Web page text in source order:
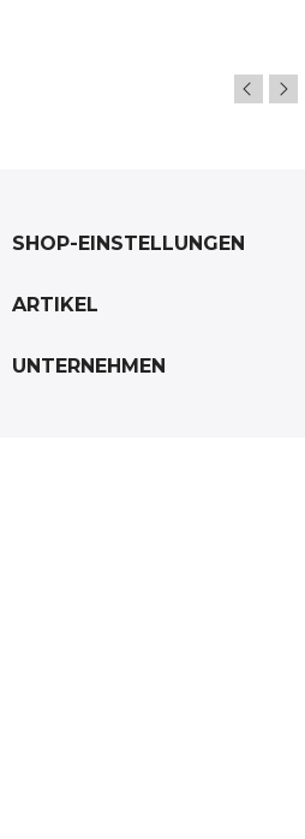
SHOP-EINSTELLUNGEN
ARTIKEL
UNTERNEHMEN